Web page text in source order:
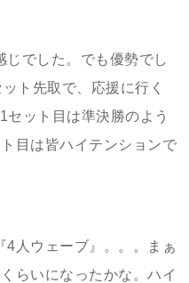
でした。でも優勢でし
ト先取で、応援に行く
セット目は準決勝のよう
目は皆ハイテンションで
4人ウェーブ』。。。まぁ
らいになったかな。ハイ